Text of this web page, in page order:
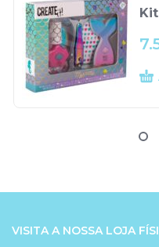
VISITA A NOSSA LOJA